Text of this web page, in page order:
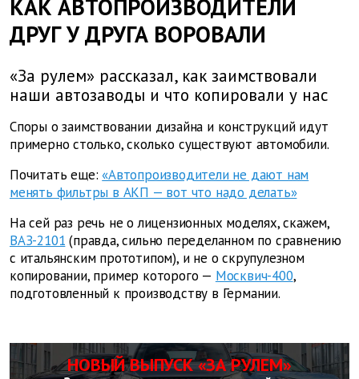
КАК АВТОПРОИЗВОДИТЕЛИ
ДРУГ У ДРУГА ВОРОВАЛИ
«За рулем» рассказал, как заимствовали
наши автозаводы и что копировали у нас
Споры о заимствовании дизайна и конструкций идут
примерно столько, сколько существуют автомобили.
Почитать еще: «Автопроизводители не дают нам
менять фильтры в АКП — вот что надо делать»
На сей раз речь не о лицензионных моделях, скажем,
ВАЗ-2101 (правда, сильно переделанном по сравнению
с итальянским прототипом), и не о скрупулезном
копировании, пример которого — Москвич-400,
подготовленный к производству в Германии.
НОВЫЙ ВЫПУСК «ЗА РУЛЕМ»